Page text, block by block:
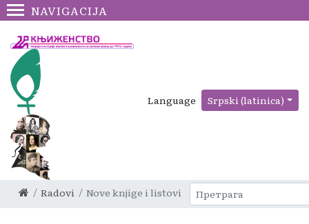
NAVIGACIJA
Language Srpski (latinica)
Radovi Nove knjige i listovi